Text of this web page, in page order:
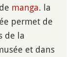
manga. la
permet de
de la
et dans